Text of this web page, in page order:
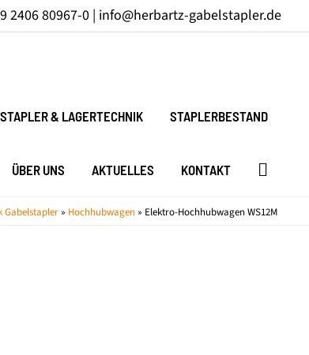
2406 80967-0 | info@herbartz-gabelstapler.de
& LAGERTECHNIK STAPLERBESTAND
ÜBER UNS AKTUELLES KONTAKT
Gabelstapler» Hochhubwagen» Elektro-Hochhubwagen WS12M